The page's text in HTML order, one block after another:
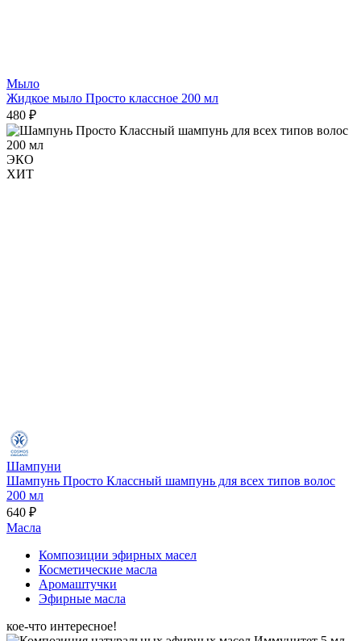
Мыло
Жидкое мыло Просто классное 200 мл
480 ₽
ЭКО
ХИТ
Шампуни
Шампунь Просто Классный шампунь для всех типов волос
200 мл
640 ₽
Масла
Композиции эфирных масел
Косметические масла
Аромаштучки
Эфирные масла
кое-что интересное!